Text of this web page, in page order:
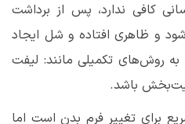
کافی ندارد، پس از برداشت
و ظاهری افتاده و شل ایجاد
روش‌های تکمیلی مانند: لیفت
باشد.
برای تغییر فرم بدن است اما